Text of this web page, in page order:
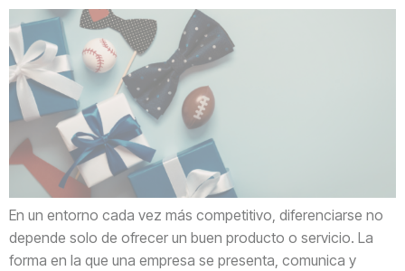
En un entorno cada vez más competitivo, diferenciarse no
depende solo de ofrecer un buen producto o servicio. La
forma en la que una empresa se presenta, comunica y